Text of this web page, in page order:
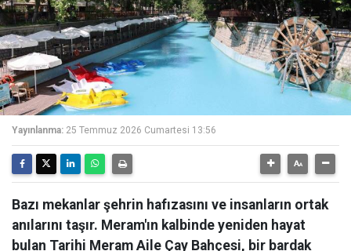
Yayınlanma: 25 Temmuz 2026 Cumartesi 13:56
Bazı mekanlar şehrin hafızasını ve insanların ortak
anılarını taşır. Meram'ın kalbinde yeniden hayat
bulan Tarihi Meram Aile Çay Bahçesi, bir bardak